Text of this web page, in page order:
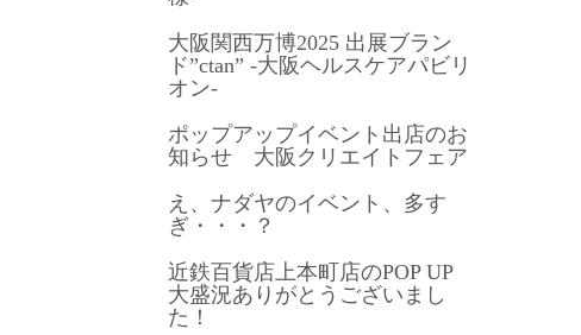
大阪関西万博2025 出展ブラン
ド”ctan” -大阪ヘルスケアパビリ
オン-
ポップアップイベント出店のお
知らせ 大阪クリエイトフェア
え、ナダヤのイベント、多す
ぎ・・・？
近鉄百貨店上本町店のPOP UP
大盛況ありがとうございまし
た！